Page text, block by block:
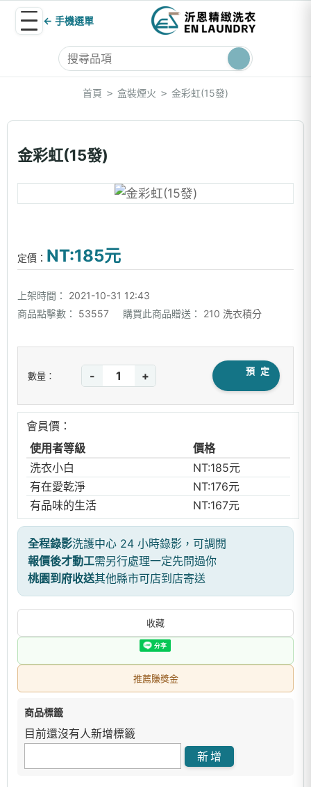
← 手機選單
首頁 > 盒裝煙火 > 金彩虹(15發)
金彩虹(15發)
定價： NT:185元
上架時間：
2021-10-31 12:43
商品點擊數：
53557 購買此商品贈送： 210 洗衣積分
數量： - + 預 定
會員價：
使用者等級
價格
洗衣小白
NT:185元
有在愛乾淨
NT:176元
有品味的生活
NT:167元
全程錄影洗護中心 24 小時錄影，可調閱
報價後才動工需另行處理一定先問過你
桃園到府收送其他縣市可店到店寄送
收藏
推薦賺獎金
商品標籤
目前還沒有人新增標籤